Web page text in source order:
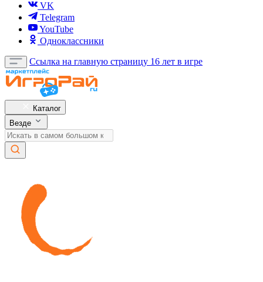
VK
Telegram
YouTube
Одноклассники
Ссылка на главную страницу 16 лет в игре
Каталог
Везде